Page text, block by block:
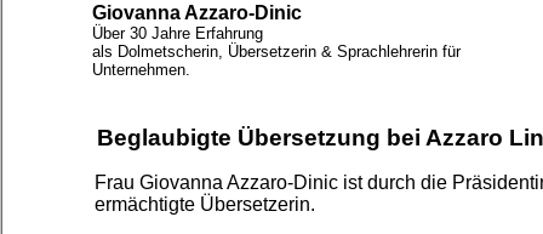
Giovanna Azzaro-Dinic
Über 30 Jahre Erfahrung
als Dolmetscherin, Übersetzerin & Sprachlehrerin für
Unternehmen.
Beglaubigte Übersetzung bei Azzaro
Frau Giovanna Azzaro-Dinic ist durch die
ermächtigte Übersetzerin.